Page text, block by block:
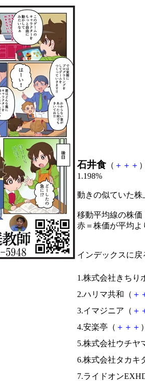
石井食 （ ＋ ＋ ＋
1.198%
動きの似ていた
移動平均線の株価
赤＝株価が平均
インデックスに戻
1.株式会社きちり
2.ハリマ共和（ ＋
3.イマジニア（ ＋
4.安楽亭（ ＋ ＋ ＋
5.株式会社ウチヤ
6.株式会社タカキ
7.ライドオン